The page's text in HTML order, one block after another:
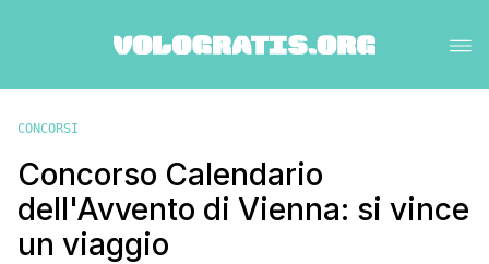
CONCORSI
Concorso Calendario
dell'Avvento di Vienna: si vince
un viaggio